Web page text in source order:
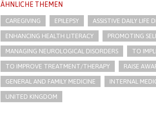
ÄHNLICHE THEMEN
CAREGIVING EPILEPSY ASSISTIVE DAILY LIFE
ENHANCING HEALTH LITERACY PROMOTING
MANAGING NEUROLOGICAL DISORDERS TO
TO IMPROVE TREATMENT/THERAPY RAISE
GENERAL AND FAMILY MEDICINE INTERNAL
UNITED KINGDOM